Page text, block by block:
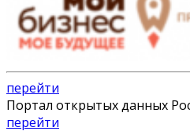
перейти
Портал открытых данных
перейти